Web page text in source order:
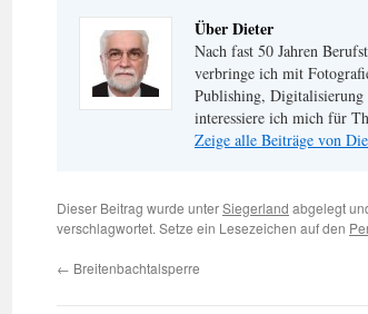
Über Dieter
Nach fast 50 Jahren
verbringe ich mit
Publishing, Digitalisierung
interessiere ich mich für
Zeige alle Beiträge von
Dieser Beitrag wurde unterSiegerland abgelegt
verschlagwortet. Setze ein Lesezeichen auf den
← Breitenbachtalsperre